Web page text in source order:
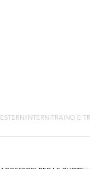
ESTERNIINTERNITRAINO E